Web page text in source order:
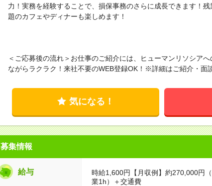
力！実務を経験することで、損保事務のさらに成長できます！
題のカフェやディナーも楽しめます！
＜ご応募後の流れ＞お仕事のご紹介には、ヒューマンリソシア
ながらラクラク！来社不要のWEB登録OK！※詳細はご紹介・面
気になる！
募集情報
給与
時給1,600円【月収例】約270,000円
業1h）＋交通費